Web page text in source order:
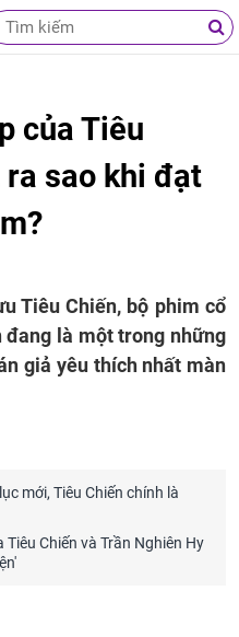
của Tiêu
sao khi đạt
Tiêu Chiến, bộ phim cổ
đang là một trong những
giả yêu thích nhất màn
mới, Tiêu Chiến chính là
Chiến và Trần Nghiên Hy